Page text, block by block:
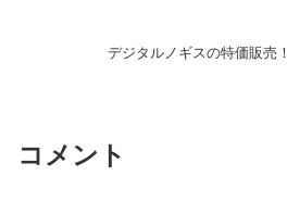
デジタルノギスの特価販売！
コメント